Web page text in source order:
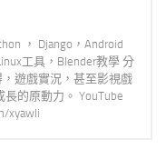
， Django，Android
工具，Blender教學 分
遊戲實況，甚至影視戲
的原動力。 YouTube
xyawli